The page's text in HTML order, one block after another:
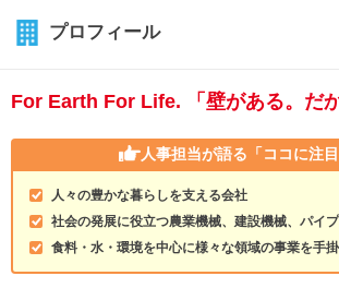
プロフィール
For Earth For Life. 「壁がある。だか
人事担当が語る 「ココに注目
人々の豊かな暮らしを支える会社
社会の発展に役立つ農業機械、建設機械、パイ
食料・水・環境を中心に様々な領域の事業を手